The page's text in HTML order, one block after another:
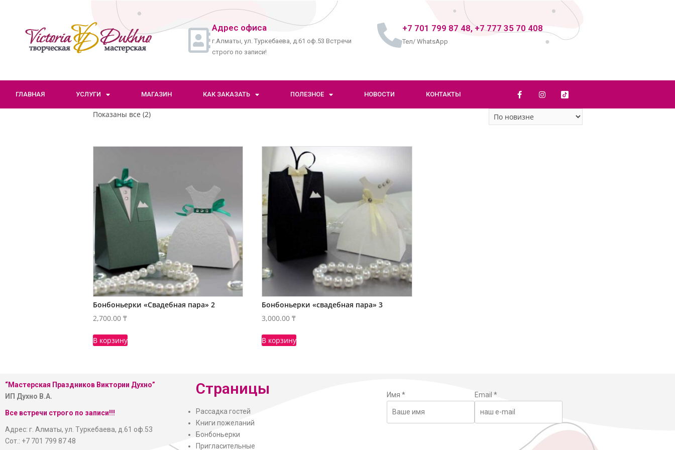
Адрес офиса
г.Алматы, ул. Туркебаева, д.61 оф.53 Встречи
строго по записи!
+7 701 799 87 48, +7 777 35 70 408
Тел/ WhatsApp
ГЛАВНАЯ УСЛУГИ МАГАЗИН КАК ЗАКАЗАТЬ ПОЛЕЗНОЕ НОВОСТИ КОНТАКТЫ
Показаны все (2)
Бонбоньерки «Свадебная пара» 2
2,700.00 ₸
В корзину
Бонбоньерки «свадебная пара» 3
3,000.00₸
В корзину
“Мастерская Праздников Виктории Духно”
ИП Духно В.А.
Все встречи строго по записи!!!
Адрес: г. Алматы, ул. Туркебаева, д.61 оф.53
Сот.: +7 701 799 87 48
Страницы
Рассадка гостей
Книги пожеланий
Бонбоньерки
Пригласительные
Имя * Email *